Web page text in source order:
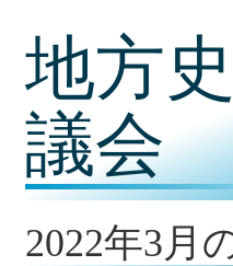
地方
議会
2022年3月